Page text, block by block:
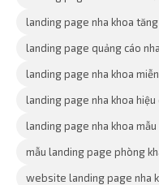
landing page nha khoa tăng
landing page quảng cáo
landing page nha khoa
landing page nha khoa hiệu
landing page nha khoa mẫu
mẫu landing page phòng
website landing page nha